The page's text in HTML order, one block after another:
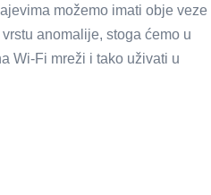
možemo imati obje veze
anomalije, stoga ćemo u
Wi-Fi mreži i tako uživati ​​u